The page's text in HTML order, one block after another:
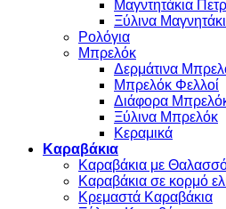
Μαγντητάκια
Ξύλινα
Ρολόγια
Μπρελόκ
Δερμάτινα
Μπρελόκ Φελλοί
Διάφορα
Ξύλινα Μπρελόκ
Κεραμικά
Καραβάκια
Καραβάκια με
Καραβάκια σε κορμό
Κρεμαστά Καραβάκια